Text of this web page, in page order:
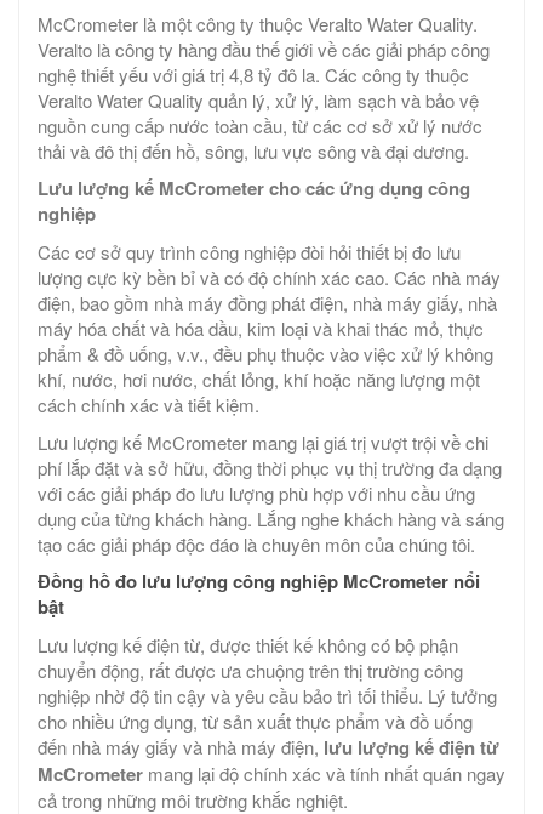
McCrometer là một công ty thuộc Veralto Water Quality.
Veralto là công ty hàng đầu thế giới về các giải pháp công
nghệ thiết yếu với giá trị 4,8 tỷ đô la. Các công ty thuộc
Veralto Water Quality quản lý, xử lý, làm sạch và bảo vệ
nguồn cung cấp nước toàn cầu, từ các cơ sở xử lý nước
thải và đô thị đến hồ, sông, lưu vực sông và đại dương.
Lưu lượng kế McCrometer cho các ứng dụng công
nghiệp
Các cơ sở quy trình công nghiệp đòi hỏi thiết bị đo lưu
lượng cực kỳ bền bỉ và có độ chính xác cao. Các nhà máy
điện, bao gồm nhà máy đồng phát điện, nhà máy giấy, nhà
máy hóa chất và hóa dầu, kim loại và khai thác mỏ, thực
phẩm & đồ uống, v.v., đều phụ thuộc vào việc xử lý không
khí, nước, hơi nước, chất lỏng, khí hoặc năng lượng một
cách chính xác và tiết kiệm.
Lưu lượng kế McCrometer mang lại giá trị vượt trội về chi
phí lắp đặt và sở hữu, đồng thời phục vụ thị trường đa dạng
với các giải pháp đo lưu lượng phù hợp với nhu cầu ứng
dụng của từng khách hàng. Lắng nghe khách hàng và sáng
tạo các giải pháp độc đáo là chuyên môn của chúng tôi.
Đồng hồ đo lưu lượng công nghiệp McCrometer nổi
bật
Lưu lượng kế điện từ, được thiết kế không có bộ phận
chuyển động, rất được ưa chuộng trên thị trường công
nghiệp nhờ độ tin cậy và yêu cầu bảo trì tối thiểu. Lý tưởng
cho nhiều ứng dụng, từ sản xuất thực phẩm và đồ uống
đến nhà máy giấy và nhà máy điện, lưu lượng kế điện từ
McCrometer mang lại độ chính xác và tính nhất quán ngay
cả trong những môi trường khắc nghiệt.